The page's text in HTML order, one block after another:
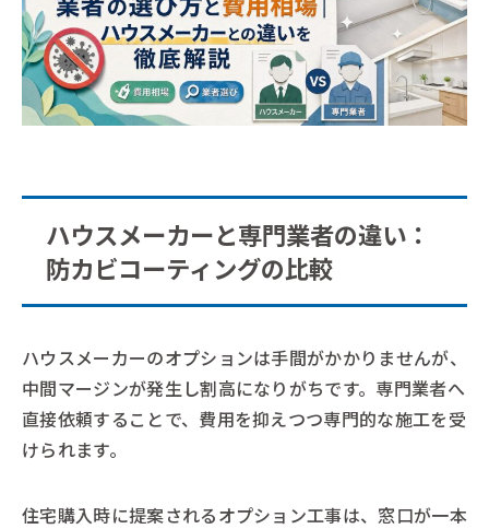
ハウスメーカーと専門業者の違い：
防カビコーティングの比較
ハウスメーカーのオプションは手間がかかりませんが、
中間マージンが発生し割高になりがちです。専門業者へ
直接依頼することで、費用を抑えつつ専門的な施工を受
けられます。
住宅購入時に提案されるオプション工事は、窓口が一本